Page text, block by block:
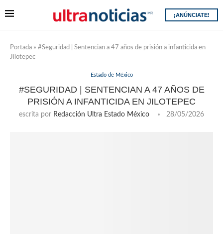
¡ANÚNCIATE!
Portada » #Seguridad | Sentencian a 47 años de prisión a infanticida en
Jilotepec
Estado de México
#SEGURIDAD | SENTENCIAN A 47 AÑOS DE
PRISIÓN A INFANTICIDA EN JILOTEPEC
escrita por Redacción Ultra Estado México 28/05/2026